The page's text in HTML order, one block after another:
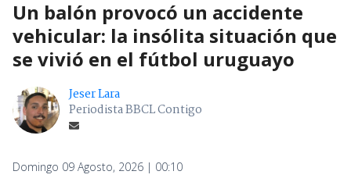
Un balón provocó un accidente
vehicular: la insólita situación que
se vivió en el fútbol uruguayo
Jeser Lara
Periodista BBCL Contigo
Domingo 09 Agosto, 2026 | 00:10